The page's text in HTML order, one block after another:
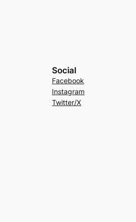
Social
Facebook
Instagram
Twitter/X